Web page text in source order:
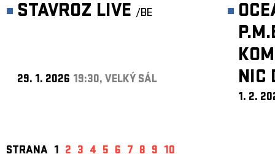
STAVROZ LIVE /BE
29. 1. 2026 19:30, VELKÝ SÁL
NIC
1. 2.